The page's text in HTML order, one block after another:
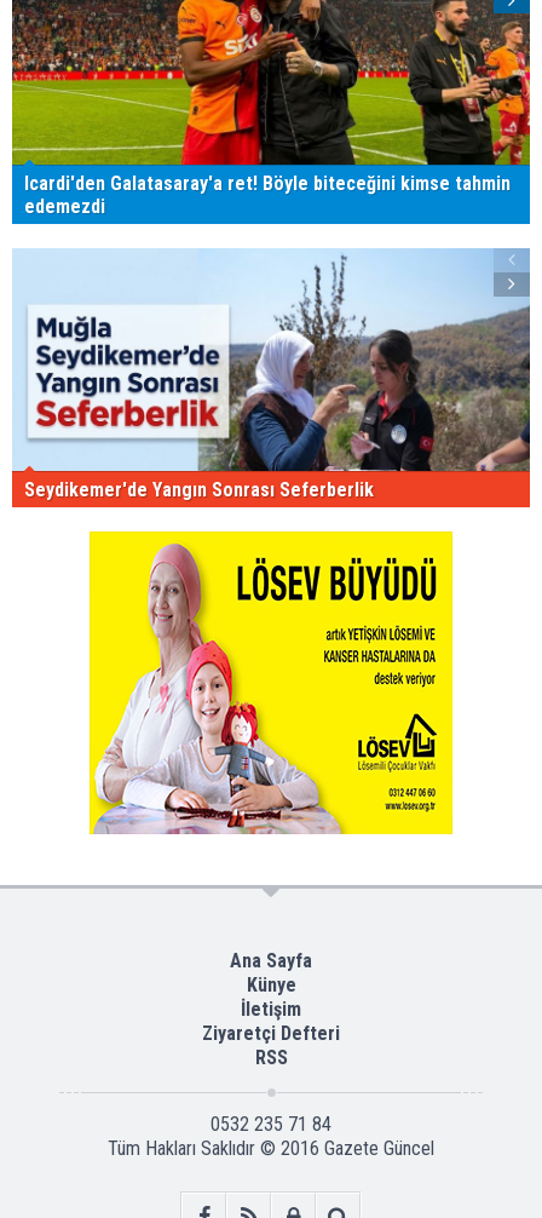
Icardi'den Galatasaray'a ret! Böyle biteceğini kimse tahmin
edemezdi
Seydikemer'de Yangın Sonrası Seferberlik
Ana Sayfa
Künye
İletişim
Ziyaretçi Defteri
RSS
0532 235 71 84
Tüm Hakları Saklıdır © 2016 Gazete Güncel